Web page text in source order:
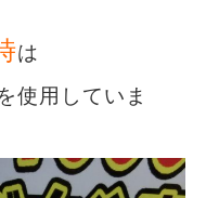
は
使用していま